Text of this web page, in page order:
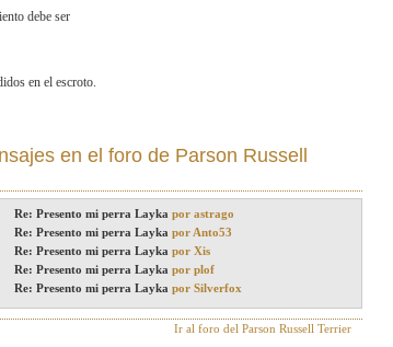
debe ser
en el escroto.
en el foro de Parson Russell
Re: Presento mi perra Layka por astrago
Re: Presento mi perra Layka por Anto53
Re: Presento mi perra Layka por Xis
Re: Presento mi perra Layka por plof
Re: Presento mi perra Layka por Silverfox
Ir al foro del Parson Russell Terrier